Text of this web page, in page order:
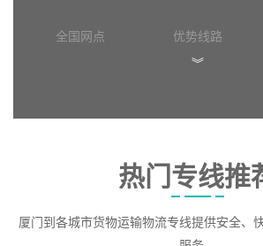
全国网点 优势线路
︾
热门专线推
厦门到各城市货物运输物流专线提供安全、